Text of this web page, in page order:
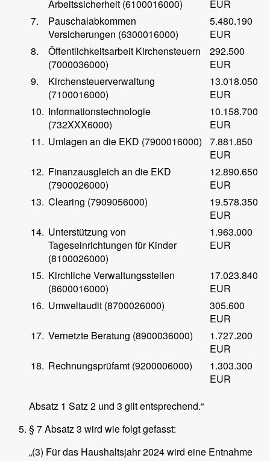
Arbeitssicherheit (6100016000)
EUR
7.
Pauschalabkommen
Versicherungen (6300016000)
5.480.190
EUR
8.
Öffentlichkeitsarbeit Kirchensteuern
(7000036000)
292.500
EUR
9.
Kirchensteuerverwaltung
(7100016000)
13.018.050
EUR
10. Informationstechnologie
(732XXX6000)
10.158.700
EUR
11. Umlagen an die EKD (7900016000)
7.881.850
EUR
12. Finanzausgleich an die EKD
(7900026000)
12.890.650
EUR
13. Clearing (7909056000)
19.578.350
EUR
14. Unterstützung von
Tageseinrichtungen für Kinder
(8100026000)
1.963.000
EUR
15. Kirchliche Verwaltungsstellen
(8600016000)
17.023.840
EUR
16. Umweltaudit (8700026000)
305.600
EUR
17. Vernetzte Beratung (8900036000)
1.727.200
EUR
18. Rechnungsprüfamt (9200006000)
1.303.300
EUR
Absatz 1 Satz 2 und 3 gilt entsprechend.“
§ 7 Absatz 3 wird wie folgt gefasst:
„(3) Für das Haushaltsjahr 2024 wird eine Entnahme